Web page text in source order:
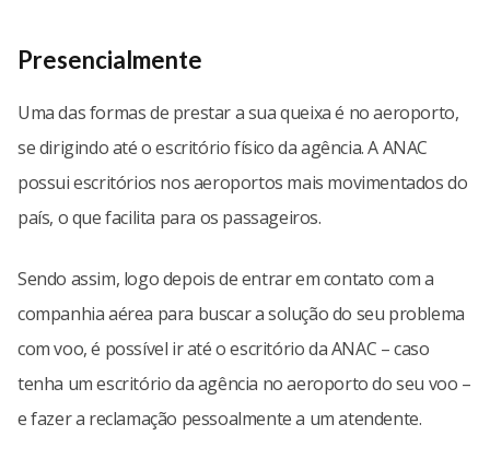
Presencialmente
Uma das formas de prestar a sua queixa é no aeroporto,
se dirigindo até o escritório físico da agência. A ANAC
possui escritórios nos aeroportos mais movimentados do
país, o que facilita para os passageiros.
Sendo assim, logo depois de entrar em contato com a
companhia aérea para buscar a solução do seu problema
com voo, é possível ir até o escritório da ANAC – caso
tenha um escritório da agência no aeroporto do seu voo –
e fazer a reclamação pessoalmente a um atendente.